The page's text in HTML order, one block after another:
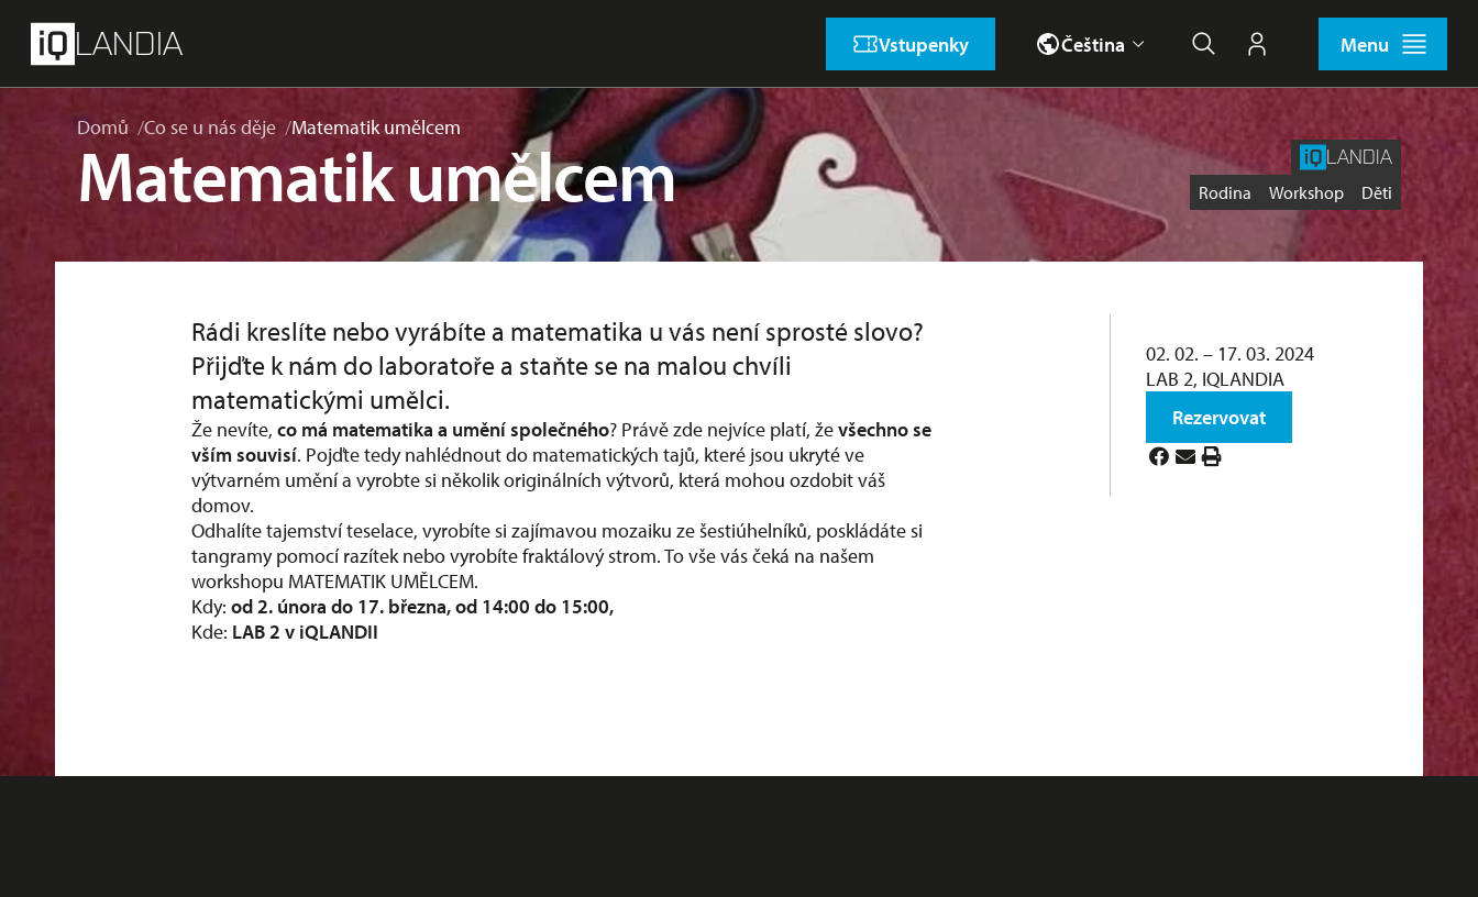
LANDIA Vstupenky Čeština Hledat Můj účet Menu
Domů Co se u nás děje Matematik umělcem
Matematik umělcem LANDIA
Štítky
Rodina Workshop Děti
Rádi kreslíte nebo vyrábíte a matematika u vás není sprosté slovo?
Přijďte k nám do laboratoře a staňte se na malou chvíli
matematickými umělci.
Že nevíte,co má matematika a umění společného? Právě zde nejvíce platí, ževšechno se
vším souvisí. Pojďte tedy nahlédnout do matematických tajů, které jsou ukryté ve
výtvarném umění a vyrobte si několik originálních výtvorů, která mohou ozdobit váš
domov.
Odhalíte tajemství teselace, vyrobíte si zajímavou mozaiku ze šestiúhelníků, poskládáte si
tangramy pomocí razítek nebo vyrobíte fraktálový strom. To vše vás čeká na našem
workshopu MATEMATIK UMĚLCEM.
Kdy:od 2. února do 17. března, od 14:00 do 15:00,
Kde: LAB 2 v iQLANDII
02. 02. – 17. 03. 2024
LAB 2, IQLANDIA
Rezervovat